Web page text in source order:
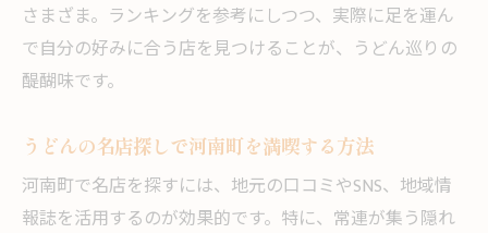
河南町で人気のうどんに共通する魅力
自分好みのうどんを見つける選び方のコツ
口コミでわかる今治うどんの特徴を解説
河南町で美味しいうどんを探す理由
地元グルメ通もうなるうどんの美味しさ
さまざま。ランキングを参考にしつつ、実際に足を運ん
で自分の好みに合う店を見つけることが、うどん巡りの
醍醐味です。
うどんの名店探しで河南町を満喫する方法
河南町で名店を探すには、地元の口コミやSNS、地域情
報誌を活用するのが効果的です。特に、常連が集う隠れ